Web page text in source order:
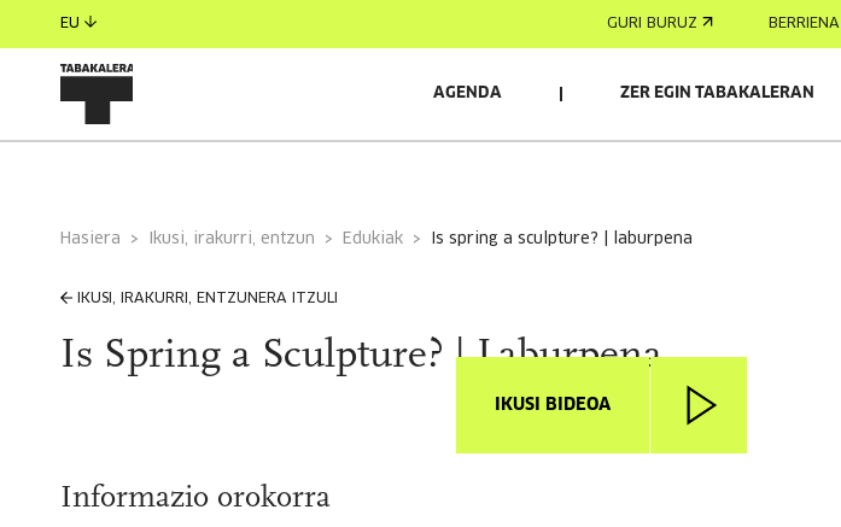
EU GURI BURUZ BERRIENA
AGENDA ZER EGIN TABAKALERAN
Hasiera Ikusi, irakurri, entzun Edukiak is spring a sculpture? | laburpena
IKUSI, IRAKURRI, ENTZUNERA ITZULI
Is Spring a Sculpture? | Laburpena
IKUSI BIDEOA
Informazio orokorra